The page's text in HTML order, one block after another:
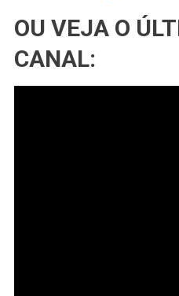
OU VEJA O
CANAL: